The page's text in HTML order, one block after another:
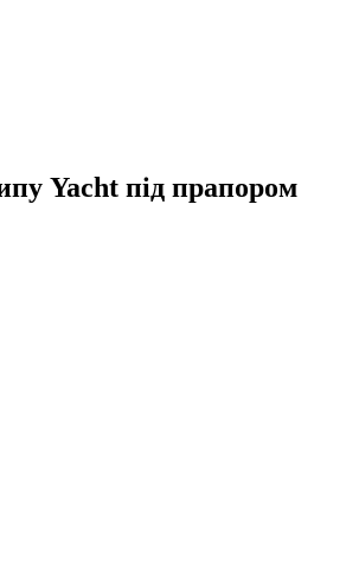
Yacht під прапором